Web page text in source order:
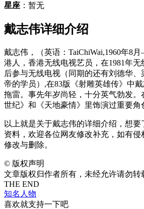
星座 ：暂无
戴志伟详细介绍
戴志伟，（英语：TaiChiWai,1960年8
港人，香港无线电视艺员，在1981年
后参与无线电视（同期的还有刘德华
帝的学员）,在83版《射雕英雄传》中
拖雷。事先年岁尚轻，十分英气勃发。
世纪》和《天地豪情》里饰演过重要角
以上就是关于戴志伟的详细介绍，想
资料，欢迎各位网友修改补充，如有侵
修改与删除。
© 版权声明
文章版权归作者所有，未经允许请勿转
THE END
知名人物
喜欢就支持一下吧